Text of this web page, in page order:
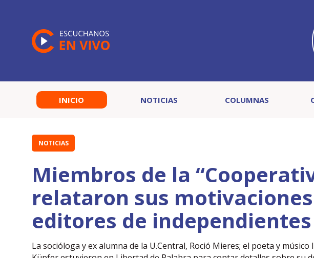
INICIO NOTICIAS COLUMNAS
NOTICIAS
Miembros de la
relataron sus
editores de independientes
La socióloga y ex alumna de la U.Central, Roció Mieres; el poeta y